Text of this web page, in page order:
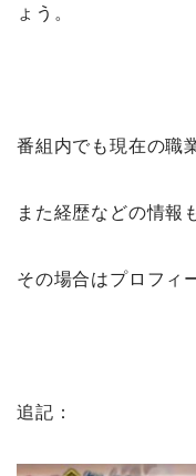
ょう。
番組内でも現在の職
また経歴などの情報
その場合はプロフィ
追記：